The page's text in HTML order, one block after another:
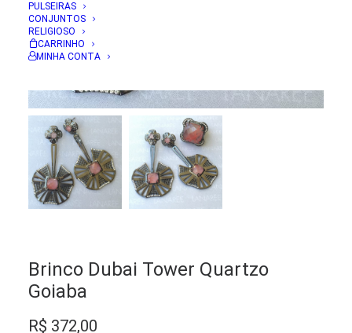
PULSEIRAS
CONJUNTOS
RELIGIOSO
CARRINHO
MINHA CONTA
Brinco Dubai Tower Quartzo
Goiaba
R$ 372,00